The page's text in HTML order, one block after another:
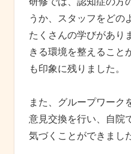
うか、スタッフをどの
たくさんの学びがあり
きる環境を整えること
も印象に残りました。
また、グループワーク
意見交換を行い、自院
気づくことができまし